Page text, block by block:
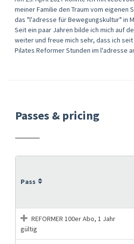
meiner Familie den Traum vom eigenen
das "l'adresse für Bewegungskultur" in
Seit ein paar Jahren bilde ich mich auf
weiter und freue mich sehr, dass ich seit
Pilates Reformer Stunden im l'adresse
Passes & pricing
Pass
REFORMER 100er Abo, 1 Jahr
gültig